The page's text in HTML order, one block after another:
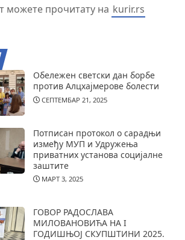
можете прочитату на kurir.rs
Обележен светски дан борбе
против Алцхајмерове болести
СЕПТЕМБАР 21, 2025
Потписан протокол о сарадњи
између МУП и Удружења
приватних установа социјалне
заштите
МАРТ 3, 2025
ГОВОР РАДОСЛАВА
МИЛОВАНОВИЋА НА I
ГОДИШЊОЈ СКУПШТИНИ 2025.